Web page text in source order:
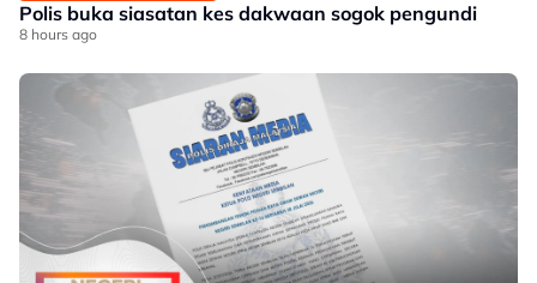
Polis buka siasatan kes dakwaan sogok pengundi
8 hours ago